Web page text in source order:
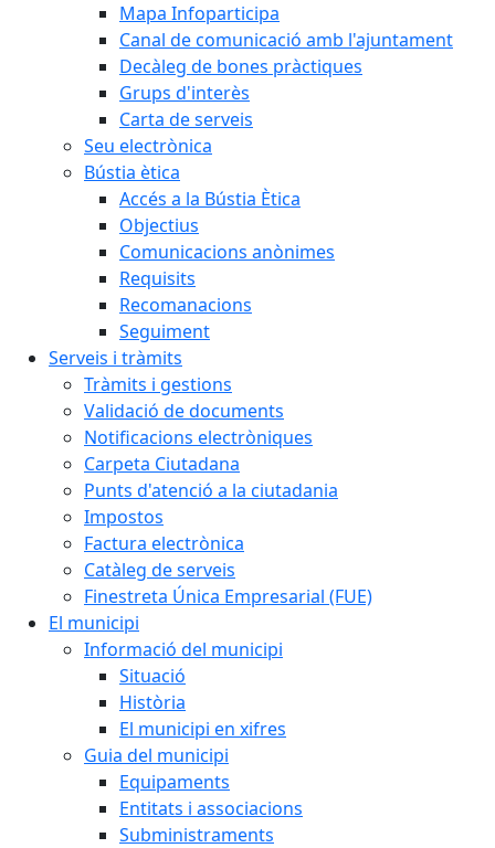
Mapa Infoparticipa
Canal de comunicació amb l'ajuntament
Decàleg de bones pràctiques
Grups d'interès
Carta de serveis
Seu electrònica
Bústia ètica
Accés a la Bústia Ètica
Objectius
Comunicacions anònimes
Requisits
Recomanacions
Seguiment
Serveis i tràmits
Tràmits i gestions
Validació de documents
Notificacions electròniques
Carpeta Ciutadana
Punts d'atenció a la ciutadania
Impostos
Factura electrònica
Catàleg de serveis
Finestreta Única Empresarial (FUE)
El municipi
Informació del municipi
Situació
Història
El municipi en xifres
Guia del municipi
Equipaments
Entitats i associacions
Subministraments